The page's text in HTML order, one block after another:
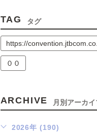
TAG タグ
https://
００
ARCHIVE 月別アーカ
2026年 (190)